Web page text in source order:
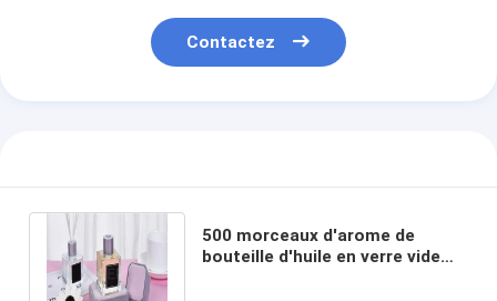
Contactez
500 morceaux d'arome de
bouteille d'huile en verre vide